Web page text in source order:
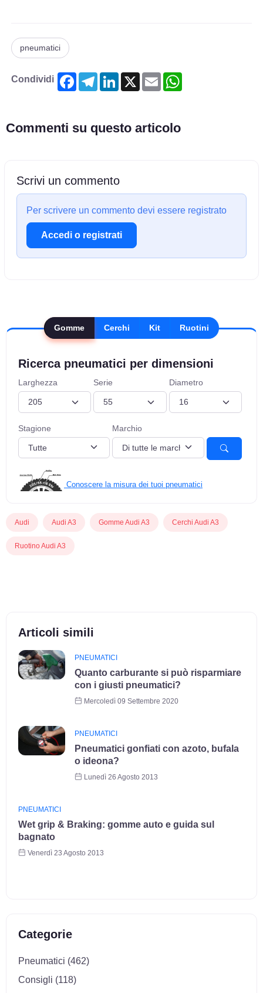
pneumatici
Condividi FacebookTelegramLinkedIn
X Email
Commenti su questo articolo
Scrivi un commento
Per scrivere un commento devi essere registrato
Accedi o registrati
Gomme Cerchi Kit Ruotini
Ricerca pneumatici per dimensioni
Larghezza Serie Diametro
Stagione Marchio
Conoscere la misura dei tuoi pneumatici
Audi Audi A3 Gomme Audi A3 Cerchi Audi A3
Ruotino Audi A3
Articoli simili
PNEUMATICI
Quanto carburante si può risparmiare
con i giusti pneumatici?
Mercoledì 09 Settembre 2020
PNEUMATICI
Pneumatici gonfiati con azoto, bufala
o ideona?
Lunedì 26 Agosto 2013
PNEUMATICI
Wet grip & Braking: gomme auto e guida sul
bagnato
Venerdì 23 Agosto 2013
Categorie
Pneumatici (462)
Consigli (118)